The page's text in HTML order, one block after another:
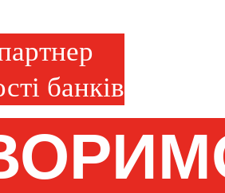
банків